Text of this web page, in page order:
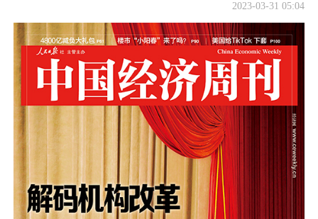
2023-03-31 05:04